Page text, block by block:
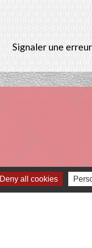
Signaler une
Deny all cookies